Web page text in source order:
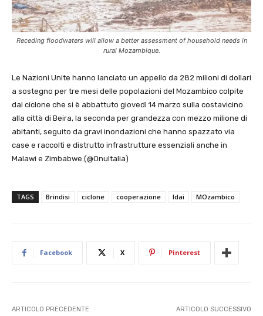
Receding floodwaters will allow a better assessment of household needs in
rural Mozambique.
Le Nazioni Unite hanno lanciato un appello da 282 milioni di dollari
a sostegno per tre mesi delle popolazioni del Mozambico colpite
dal ciclone che si è abbattuto giovedì 14 marzo sulla costavicino
alla città di Beira, la seconda per grandezza con mezzo milione di
abitanti, seguito da gravi inondazioni che hanno spazzato via
case e raccolti e distrutto infrastrutture essenziali anche in
Malawi e Zimbabwe.(@OnuItalia)
TAGS Brindisi ciclone cooperazione Idai MOzambico
Facebook X Pinterest
ARTICOLO PRECEDENTE ARTICOLO SUCCESSIVO